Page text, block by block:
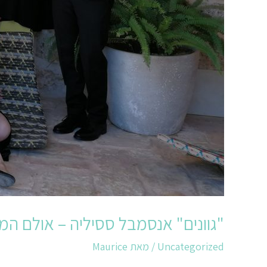
"גוונים" אנסמבל ססיליה – אולם
Uncategorized / מאת Maurice